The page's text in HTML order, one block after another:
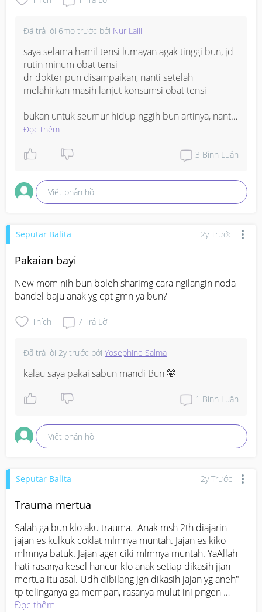
Đã trả lời 6mo trước bởi Nur Laili
saya selama hamil tensi lumayan agak tinggi bun, jd
rutin minum obat tensi
dr dokter pun disampaikan, nanti setelah
melahirkan masih lanjut konsumsi obat tensi
bukan untuk seumur hidup nggih bun artinya, nanti
dipantau tensinya
bisa diimbangi dgn makan sehat bergizi, olahraga
nanti insyaaAllah kalau tensi sudah normal tdk perlu
konsumsi obat lg bun. aamiin
Đọc thêm
3 Bình Luận
Viết phản hồi
Seputar Balita 2y Trước
Pakaian bayi
New mom nih bun boleh sharimg cara ngilangin noda
bandel baju anak yg cpt gmn ya bun?
Thích 7 Trả Lời
Đã trả lời 2y trước bởi Yosephine Salma
kalau saya pakai sabun mandi Bun 🤭
1 Bình Luận
Viết phản hồi
Seputar Balita 2y Trước
Trauma mertua
Salah ga bun klo aku trauma.  Anak msh 2th diajarin
jajan es kulkuk coklat mlmnya muntah. Jajan es kiko
mlmnya batuk. Jajan ager ciki mlmnya muntah. YaAllah
hati rasanya kesel hancur klo anak setiap dikasih jjan
mertua itu asal. Udh dibilang jgn dikasih jajan yg aneh"
tp telinganya ga mempan, rasanya mulut ini pngen
ngehina, anak gue woyyy bukan bukan buat bhan coba".
Đọc thêm